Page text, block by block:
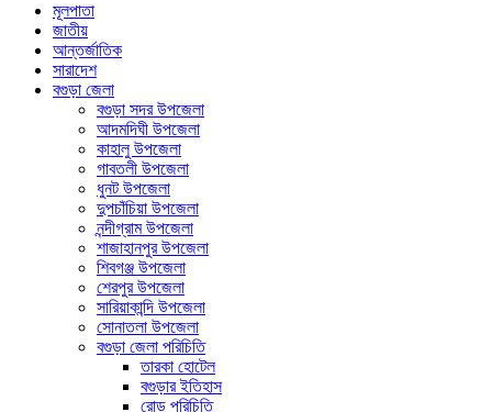
মূলপাতা
জাতীয়
আন্তর্জাতিক
সারাদেশ
বগুড়া জেলা
বগুড়া সদর উপজেলা
আদমদিঘী উপজেলা
কাহালু উপজেলা
গাবতলী উপজেলা
ধুনট উপজেলা
দুপচাঁচিয়া উপজেলা
নন্দীগ্রাম উপজেলা
শাজাহানপুর উপজেলা
শিবগঞ্জ উপজেলা
শেরপুর উপজেলা
সারিয়াকান্দি উপজেলা
সোনাতলা উপজেলা
বগুড়া জেলা পরিচিতি
তারকা হোটেল
বগুড়ার ইতিহাস
রোড পরিচিতি